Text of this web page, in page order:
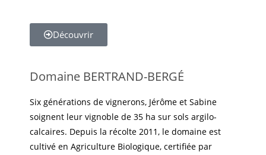
Découvrir
Domaine BERTRAND-BERGÉ
Six générations de vignerons, Jérôme et Sabine
soignent leur vignoble de 35 ha sur sols argilo-
calcaires. Depuis la récolte 2011, le domaine est
cultivé en Agriculture Biologique, certifiée par